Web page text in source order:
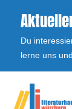
Du
lerne uns